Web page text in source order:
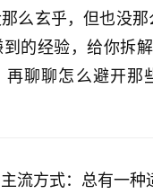
么玄乎，但也没那
的经验，给你拆
再聊聊怎么避开那
流方式：总有一种